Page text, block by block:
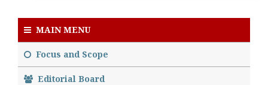
MAIN MENU
Focus and Scope
Editorial Board